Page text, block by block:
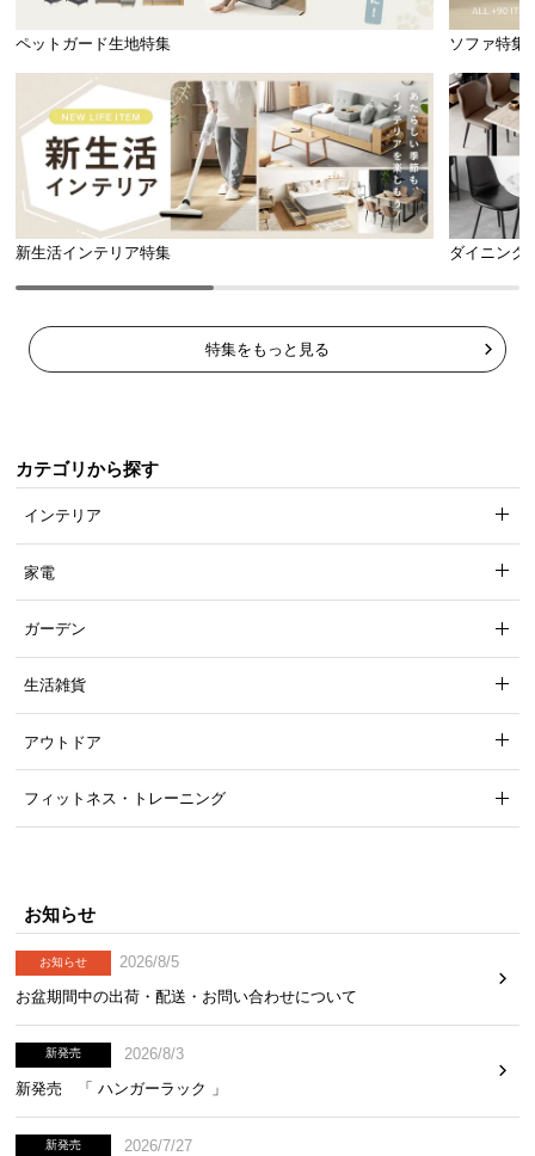
ペットガード生地特集 ソファ特集
新生活インテリア特集 ダイニング
特集をもっと見る
カテゴリから探す
インテリア
家電
ガーデン
生活雑貨
アウトドア
フィットネス・トレーニング
お知らせ
お知らせ
2026/8/5
お盆期間中の出荷・配送・お問い合わせについて
新発売
2026/8/3
新発売 「 ハンガーラック 」
新発売
2026/7/27